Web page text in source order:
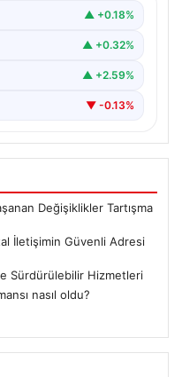
bir biçimde iletişim
▲ +0.18%
▲ +0.32%
▲ +2.59%
▼ -0.13%
Değişiklikler Tartışma
İletişimin Güvenli Adresi
Sürdürülebilir Hizmetleri
nasıl oldu?